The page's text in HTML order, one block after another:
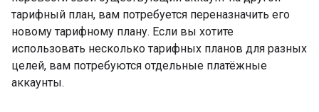
тарифный план, вам потребуется переназначить его
новому тарифному плану. Если вы хотите
использовать несколько тарифных планов для разных
целей, вам потребуются отдельные платёжные
аккаунты.